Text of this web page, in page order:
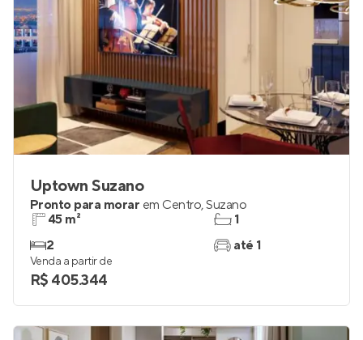
Uptown Suzano
Pronto para morar em Centro,Suzano
45 m²
2
1
até 1
Venda a partir de
R$ 405.344